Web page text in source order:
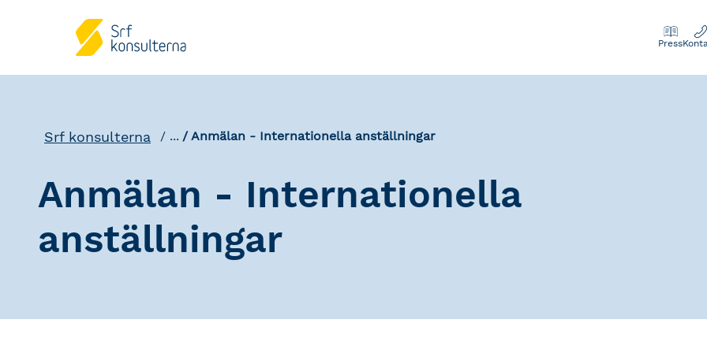
Press
Srf konsulterna ... Anmälan - Internationella anställningar
Anmälan - Internationella
anställningar